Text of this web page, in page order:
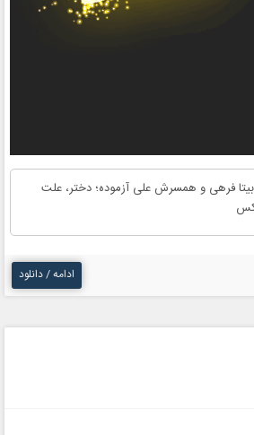
بیتا فرهی و همسرش علی آزموده؛ دختر، علت
ادامه / دانلود